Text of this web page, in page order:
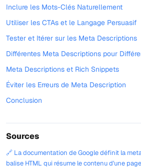
Inclure les Mots-Clés Naturellement
Utiliser les CTAs et le Langage Persuasif
Tester et Itérer sur les Meta Descriptions
Différentes Meta Descriptions pour
Meta Descriptions et Rich Snippets
Éviter les Erreurs de Meta Description
Conclusion
Sources
🔗 La documentation de Google définit la
balise HTML qui résume le contenu d'une page